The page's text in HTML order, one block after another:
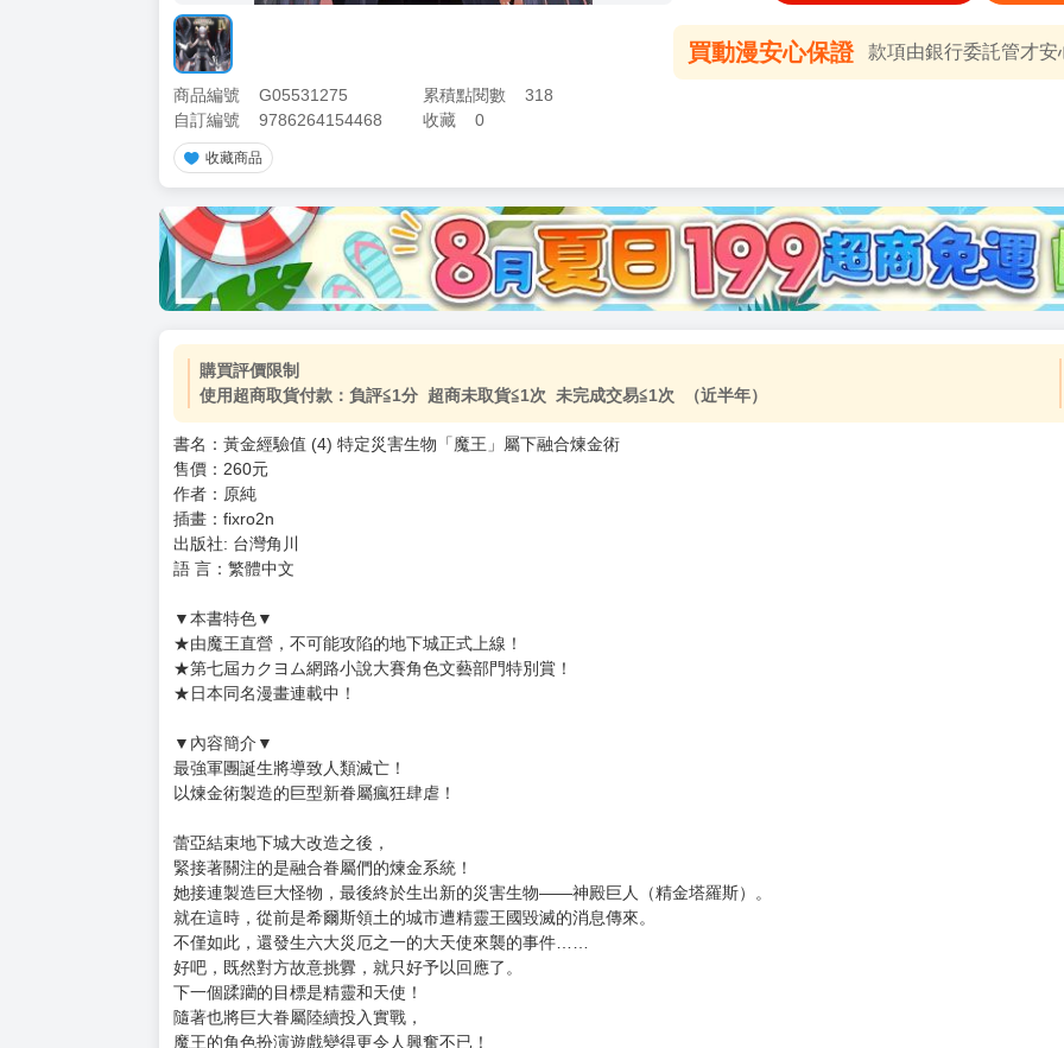
商品編號 G05531275 累積點閱數
318
自訂編號
9786264154468 收藏 0
收藏商品
買動漫安心保證 款項由銀行委託管才安
加價購 ( 共
(加購品) 買動漫★《$15元-加固紙箱包裝》
購買評價限制
使用超商取貨付款：負評≦1分 超商未取貨≦1次 未完成交易≦1次 （近半年）
書名：黃金經驗值 (4) 特定災害生物「魔王」屬下融合煉金術
作者：原純
插畫：fixro2n
出版社: 台灣角川
▼本書特色▼
★由魔王直營，不可能攻陷的地下城正式上線！
★第七屆カクヨム網路小說大賽角色文藝部門特別賞！
★日本同名漫畫連載中！
▼內容簡介▼
最強軍團誕生將導致人類滅亡！
以煉金術製造的巨型新眷屬瘋狂肆虐！